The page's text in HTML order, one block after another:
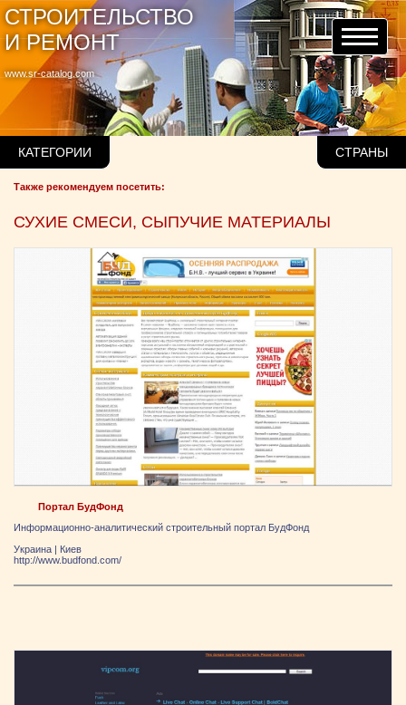
www.sr-catalog.com
СТРОИТЕЛЬСТВО
И РЕМОНТ
КАТЕГОРИИ СТРАНЫ
Также рекомендуем посетить:
СУХИЕ СМЕСИ, СЫПУЧИЕ МАТЕРИАЛЫ
Портал БудФонд
Информационно-аналитический строительный портал БудФонд
Украина
Киев
http://www.budfond.com/